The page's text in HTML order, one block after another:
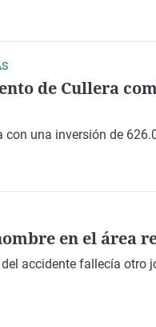
de Cullera
con una inversión de
en el área
accidente fallecía otro